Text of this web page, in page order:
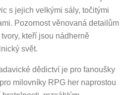
s jejich velkými sály, točitými
Pozornost věnovaná detailům
kteří jsou nádherně
svět.
dědictví je pro fanoušky
milovníky RPG her naprostou
rozsáhlým